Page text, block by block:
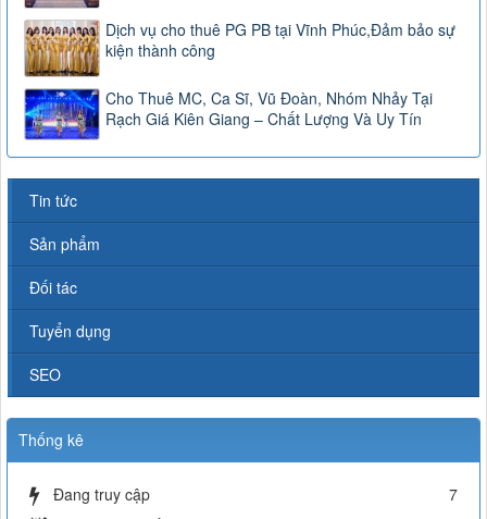
Dịch vụ cho thuê PG PB tại Vĩnh Phúc,Đảm bảo sự
kiện thành công
Cho Thuê MC, Ca Sĩ, Vũ Đoàn, Nhóm Nhảy Tại
Rạch Giá Kiên Giang – Chất Lượng Và Uy Tín
Tin tức
Sản phẩm
Đối tác
Tuyển dụng
SEO
Thống kê
Đang truy cập
7